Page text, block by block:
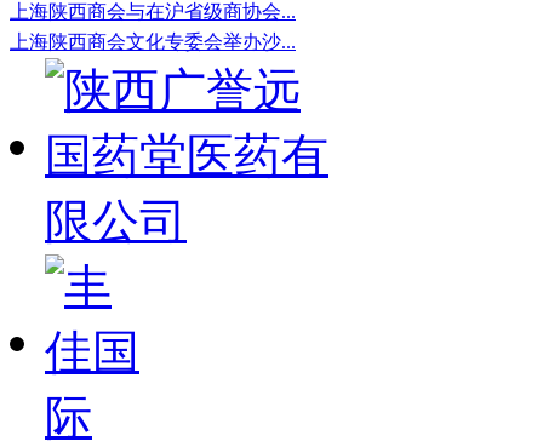
上海陕西商会与在沪省级商协会...
上海陕西商会文化专委会举办沙...